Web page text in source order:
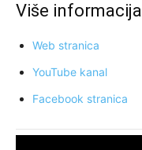
Više informacija
Web stranica
YouTube kanal
Facebook stranica